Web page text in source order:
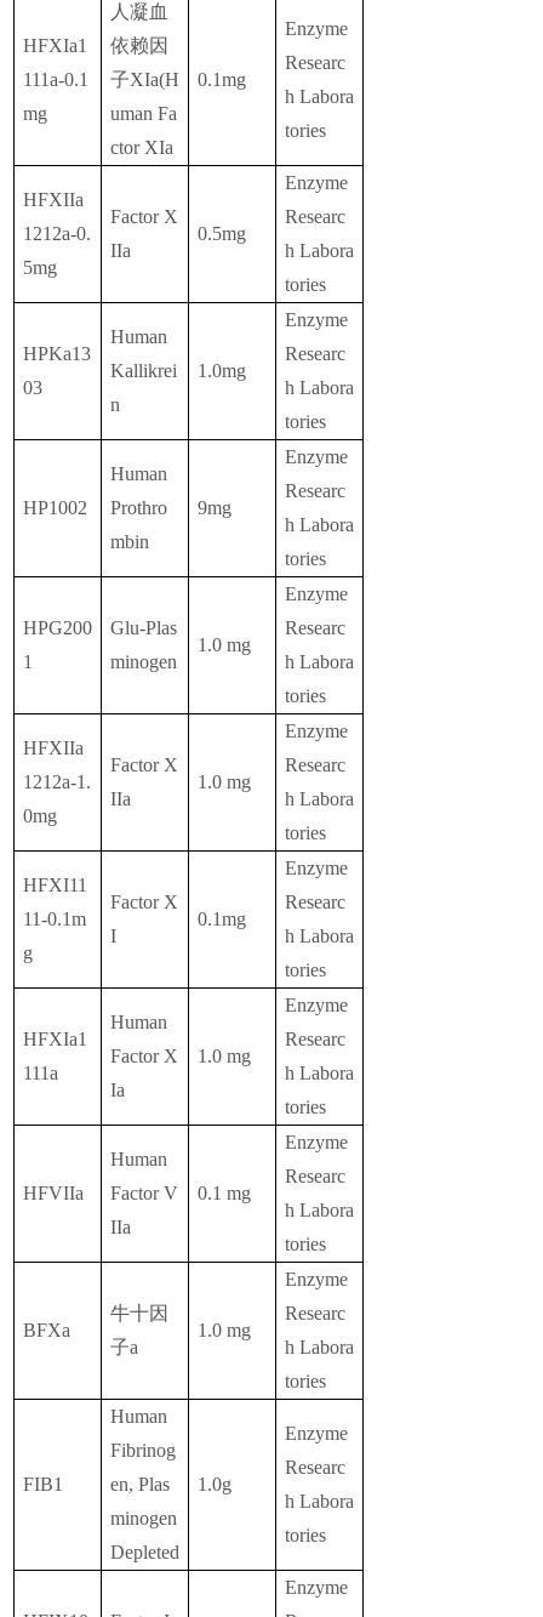
HFXIa1
111a-0.1
mg
人凝血
依赖因
子XIa(H
uman Fa
ctor XIa
0.1mg
Enzyme
Researc
h Labora
tories
HFXIIa
1212a-0.
5mg
Factor X
IIa
0.5mg
Enzyme
Researc
h Labora
tories
HPKa13
03
Human
Kallikrei
n
1.0mg
Enzyme
Researc
h Labora
tories
HP1002
Human
Prothro
mbin
9mg
Enzyme
Researc
h Labora
tories
HPG200
1
Glu-Plas
minogen
1.0 mg
Enzyme
Researc
h Labora
tories
HFXIIa
1212a-1.
0mg
Factor X
IIa
1.0 mg
Enzyme
Researc
h Labora
tories
HFXI11
11-0.1m
g
Factor X
I
0.1mg
Enzyme
Researc
h Labora
tories
HFXIa1
111a
Human
Factor X
Ia
1.0 mg
Enzyme
Researc
h Labora
tories
HFVIIa
Human
Factor V
IIa
0.1 mg
Enzyme
Researc
h Labora
tories
BFXa
牛十因
子a
1.0 mg
Enzyme
Researc
h Labora
tories
FIB1
Human
Fibrinog
en, Plas
minogen
Depleted
1.0g
Enzyme
Researc
h Labora
tories
Enzyme